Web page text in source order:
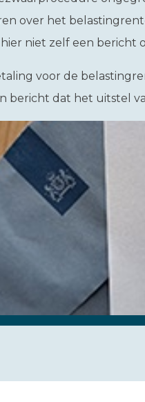
over het
niet zelf een bericht
voor de
bericht dat het uitstel